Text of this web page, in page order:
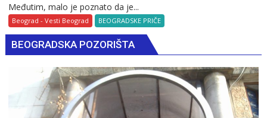
je
jedan
slon
postao
najveća
Međutim, malo je poznato da je...
Beograd - Vesti Beograd BEOGRADSKE PRIČE
BEOGRADSKA POZORIŠTA